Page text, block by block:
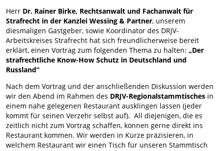
Herr Dr. Rainer Birke, Rechtsanwalt und Fachanwalt für
Strafrecht in der Kanzlei Wessing & Partner, unserem
diesmaligen Gastgeber, sowie Koordinator des DRJV-
Arbeitskreises Strafrecht hat sich freundlicherweise bereit
erklärt, einen Vortrag zum folgenden Thema zu halten: „Der
strafrechtliche Know-How Schutz in Deutschland und
Russland“
Nach dem Vortrag und der anschließenden Diskussion werden
wir den Abend im Rahmen des DRJV-Regionalstammtisches in
einem nahe gelegenen Restaurant ausklingen lassen (jeder
kommt für seinen Verzehr selbst auf). All diejenigen, die es
zeitlich nicht zum Vortrag schaffen, können gerne direkt ins
Restaurant kommen. Wir werden in Kürze präzisieren, in
welchem Restaurant wir einen Tisch für unseren Stammtisch